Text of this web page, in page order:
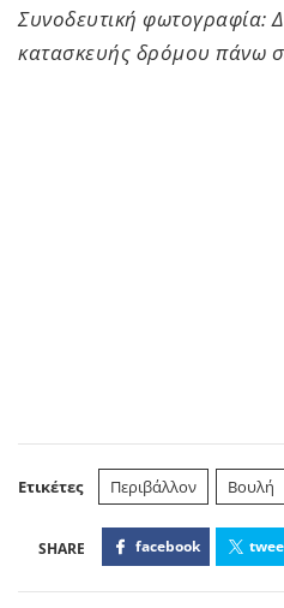
Συνοδευτική φωτογραφία:
κατασκευής δρόμου πάνω
Ετικέτες Περιβάλλον Βουλή
facebook